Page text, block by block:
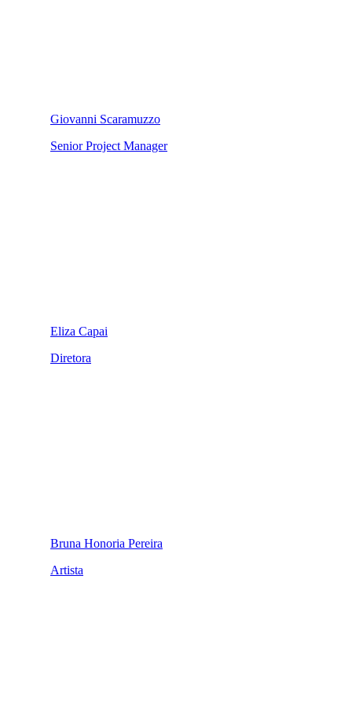
Giovanni Scaramuzzo
Senior Project Manager
Eliza Capai
Diretora
Bruna Honoria Pereira
Artista